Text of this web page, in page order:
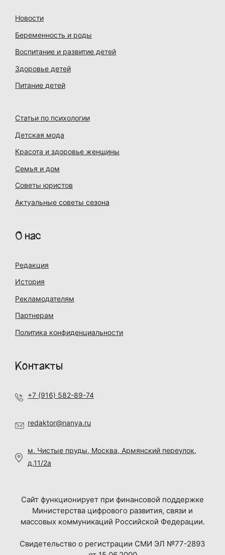
Новости
Беременность и роды
Воспитание и развитие детей
Здоровье детей
Питание детей
Статьи по психологии
Детская мода
Красота и здоровье женщины
Семья и дом
Советы юристов
Актуальные советы сезона
О нас
Редакция
История
Рекламодателям
Партнерам
Политика конфиденциальности
Контакты
+7 (916) 582-89-74
redaktor@nanya.ru
м. Чистые пруды, Москва, Армянский переулок,
д.11/2а
Сайт функционирует при финансовой поддержке
Министерства цифрового развития, связи и
массовых коммуникаций Российской Федерации.
Свидетельство о регистрации СМИ ЭЛ №77-2893